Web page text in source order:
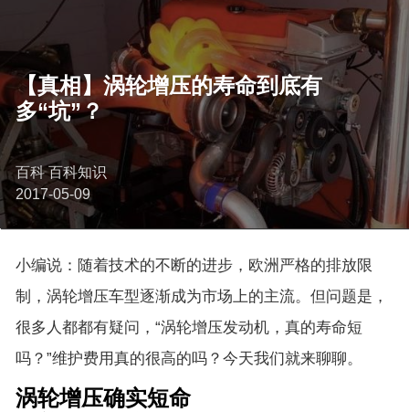
【真相】涡轮增压的寿命到底有
多“坑”？
百科 百科知识
2017-05-09
小编说：随着技术的不断的进步，欧洲严格的排放限
制，涡轮增压车型逐渐成为市场上的主流。但问题是，
很多人都都有疑问，“涡轮增压发动机，真的寿命短
吗？”维护费用真的很高的吗？今天我们就来聊聊。
涡轮增压确实短命